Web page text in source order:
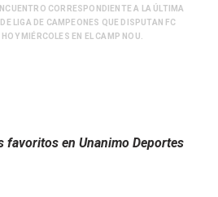
CORRESPONDIENTE A LA ÚLTIMA
LIGA DE CAMPEONES QUE DISPUTAN FC
MIÉRCOLES EN EL CAMP NOU.
favoritos en Unanimo Deportes